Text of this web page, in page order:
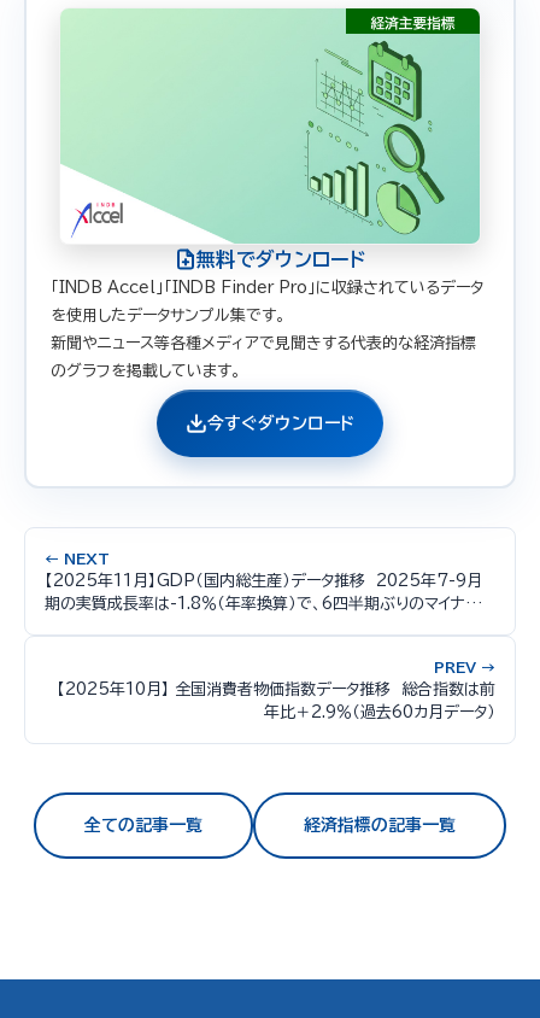
無料でダウンロード
「INDB Accel」「INDB Finder Pro」に収録されているデータ
を使用したデータサンプル集です。
新聞やニュース等各種メディアで見聞きする代表的な経済指標
のグラフを掲載しています。
今すぐダウンロード
← NEXT
【2025年11月】GDP（国内総生産）データ推移 2025年7-9月
期の実質成長率は-1.8％（年率換算）で、6四半期ぶりのマイナス成
PREV →
【2025年10月】 全国消費者物価指数データ推移 総合指数は前
年比＋2.9％（過去60カ月データ）
全ての記事一覧 経済指標の記事一覧